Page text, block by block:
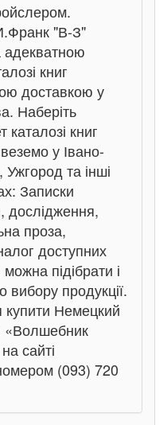
"В-З"
адекватною
книг
доставкою у
Наберіть
каталозі книг
у Івано-
та інші
Записки
дослідження,
проза,
доступних
підібрати і
вибору продукції.
купити Немецкий
«Волшебник
сайті
(093) 720